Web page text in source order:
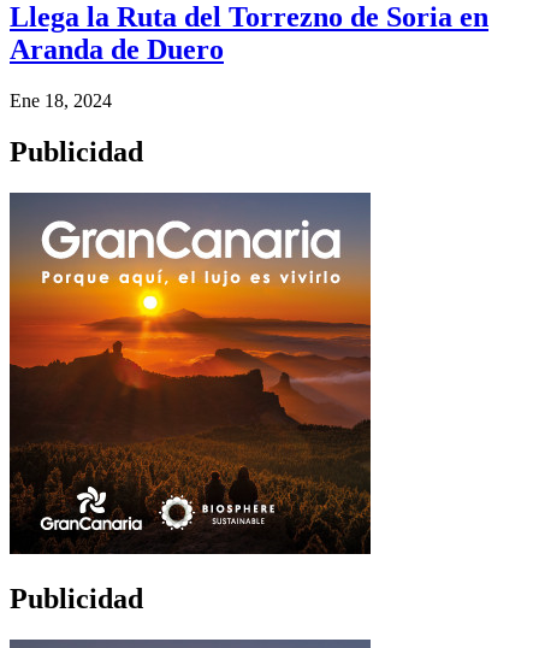
Llega la Ruta del Torrezno de Soria en
Aranda de Duero
Ene 18, 2024
Publicidad
Publicidad